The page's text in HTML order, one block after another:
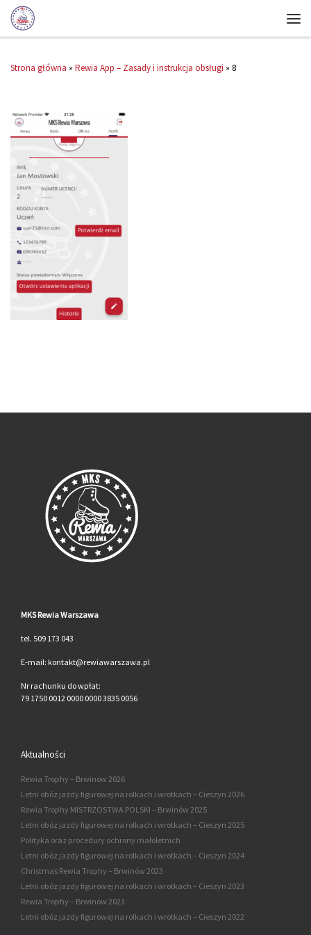
Strona główna » Rewia App – Zasady i instrukcja obsługi » 8
MKS Rewia Warszawa
tel. 509 173 043
E-mail: kontakt@rewiawarszawa.pl
Nr rachunku do wpłat:
79 1750 0012 0000 0000 3835 0056
Aktualności
Rewia Trophy – Brwinów 2026
Letni obóz jazdy figurowej na rolkach i wrotkach – Cieszyn 2026
Rewia Trophy MISTRZOSTWA POLSKI – Brwinów 2025
Letni obóz jazdy figurowej na rolkach i wrotkach – Cieszyn 2025
Polityka oraz procedury ochrony małoletnich
Letni obóz jazdy figurowej na rolkach i wrotkach – Cieszyn 2024
Christmas Rewia Trophy – Brwinów 2023
Letni obóz jazdy figurowej na rolkach i wrotkach – Cieszyn 2023
Rewia Trophy – Brwinów 2023
Letni obóz jazdy figurowej na rolkach i wrotkach – Cieszyn 2022